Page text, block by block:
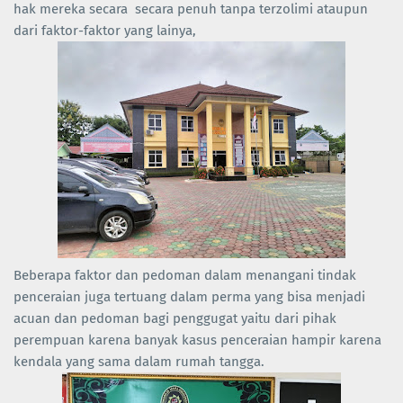
hak mereka secara secara penuh tanpa terzolimi ataupun
dari faktor-faktor yang lainya,
Beberapa faktor dan pedoman dalam menangani tindak
penceraian juga tertuang dalam perma yang bisa menjadi
acuan dan pedoman bagi penggugat yaitu dari pihak
perempuan karena banyak kasus penceraian hampir karena
kendala yang sama dalam rumah tangga.